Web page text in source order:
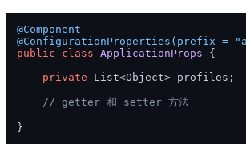
@Component
@ConfigurationProperties(prefix =
public
class ApplicationProps {
private List<Object> profiles;
// getter 和 setter 方法